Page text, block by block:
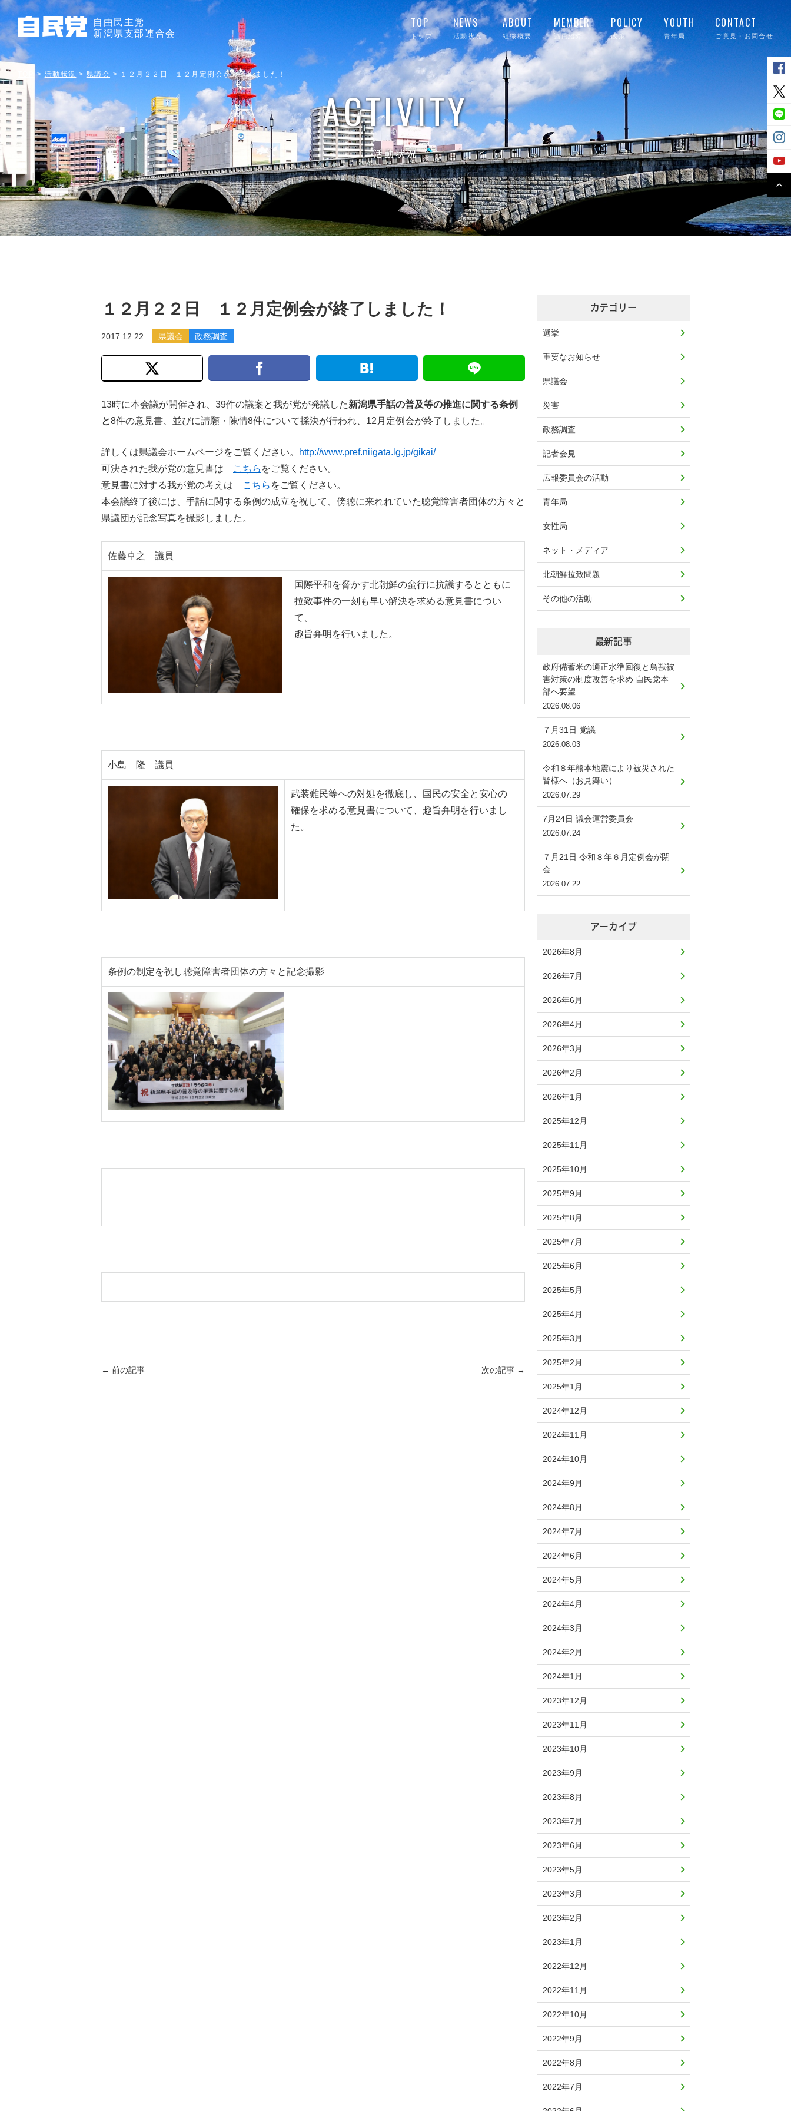
自由民主党
新潟県支部連合会
TOP
トップ
NEWS
活動状況
ABOUT
組織概要
MEMBER
議員紹介
POLICY
政策
YOUTH
青年局
CONTACT
ご意見・お問合せ
> 活動状況 > 県議会 > １２月２２日 １２月定例会が終了しました！
ACTIVITY
活動状況
１２月２２日 １２月定例会が終了しました！
2017.12.22 県議会 政務調査
13時に本会議が開催され、39件の議案と我が党が発議した新潟県手話の普及等の推進に関する条例
と8件の意見書、並びに請願・陳情8件について採決が行われ、12月定例会が終了しました。
詳しくは県議会ホームページをご覧ください。
http://www.pref.niigata.lg.jp/gikai/
可決された我が党の意見書は
こちら をご覧ください。
意見書に対する我が党の考えは
こちら をご覧ください。
本会議終了後には、手話に関する条例の成立を祝して、傍聴に来れれていた聴覚障害者団体の方々と
県議団が記念写真を撮影しました。
佐藤卓之 議員
国際平和を脅かす北朝鮮の蛮行に抗議するとともに
拉致事件の一刻も早い解決を求める意見書につい
て、
趣旨弁明を行いました。
小島 隆 議員
武装難民等への対処を徹底し、国民の安全と安心の
確保を求める意見書について、趣旨弁明を行いまし
た。
条例の制定を祝し聴覚障害者団体の方々と記念撮影
← 前の記事 次の記事 →
カテゴリー
選挙
重要なお知らせ
県議会
災害
政務調査
記者会見
広報委員会の活動
青年局
女性局
ネット・メディア
北朝鮮拉致問題
その他の活動
最新記事
政府備蓄米の適正水準回復と鳥獣被
害対策の制度改善を求め 自民党本
部へ要望
2026.08.06
７月31日 党議
2026.08.03
令和８年熊本地震により被災された
皆様へ（お見舞い）
2026.07.29
7月24日 議会運営委員会
2026.07.24
７月21日 令和８年６月定例会が閉
会
2026.07.22
アーカイブ
2026年8月
2026年7月
2026年6月
2026年4月
2026年3月
2026年2月
2026年1月
2025年12月
2025年11月
2025年10月
2025年9月
2025年8月
2025年7月
2025年6月
2025年5月
2025年4月
2025年3月
2025年2月
2025年1月
2024年12月
2024年11月
2024年10月
2024年9月
2024年8月
2024年7月
2024年6月
2024年5月
2024年4月
2024年3月
2024年2月
2024年1月
2023年12月
2023年11月
2023年10月
2023年9月
2023年8月
2023年7月
2023年6月
2023年5月
2023年3月
2023年2月
2023年1月
2022年12月
2022年11月
2022年10月
2022年9月
2022年8月
2022年7月